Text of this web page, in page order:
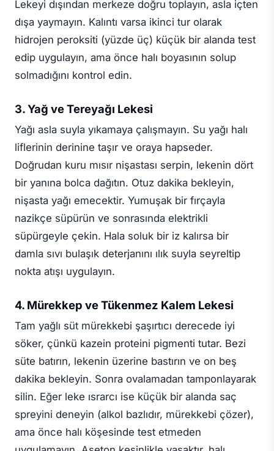
Lekeyi dışından merkeze doğru toplayın, asla içten
dışa yaymayın. Kalıntı varsa ikinci tur olarak
hidrojen peroksiti (yüzde üç) küçük bir alanda test
edip uygulayın, ama önce halı boyasının solup
solmadığını kontrol edin.
3. Yağ ve Tereyağı Lekesi
Yağı asla suyla yıkamaya çalışmayın. Su yağı halı
liflerinin derinine taşır ve oraya hapseder.
Doğrudan kuru mısır nişastası serpin, lekenin dört
bir yanına bolca dağıtın. Otuz dakika bekleyin,
nişasta yağı emecektir. Yumuşak bir fırçayla
nazikçe süpürün ve sonrasında elektrikli
süpürgeyle çekin. Hala soluk bir iz kalırsa bir
damla sıvı bulaşık deterjanını ılık suyla seyreltip
nokta atışı uygulayın.
4. Mürekkep ve Tükenmez Kalem Lekesi
Tam yağlı süt mürekkebi şaşırtıcı derecede iyi
söker, çünkü kazein proteini pigmenti tutar. Bezi
süte batırın, lekenin üzerine bastırın ve on beş
dakika bekleyin. Sonra ovalamadan tamponlayarak
silin. Eğer leke ısrarcı ise küçük bir alanda saç
spreyini deneyin (alkol bazlıdır, mürekkebi çözer),
ama önce halı köşesinde test etmeden